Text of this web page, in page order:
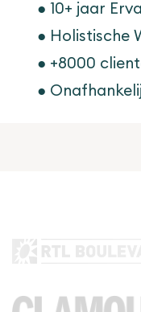
● 10+ jaar
● Holistische
● +8000
●